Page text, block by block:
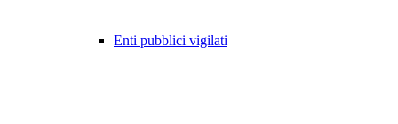
Enti pubblici vigilati